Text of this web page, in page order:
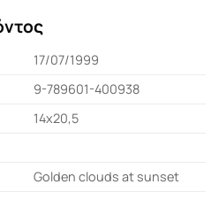
17/07/1999
9-789601-400938
14x20,5
Golden clouds at sunset